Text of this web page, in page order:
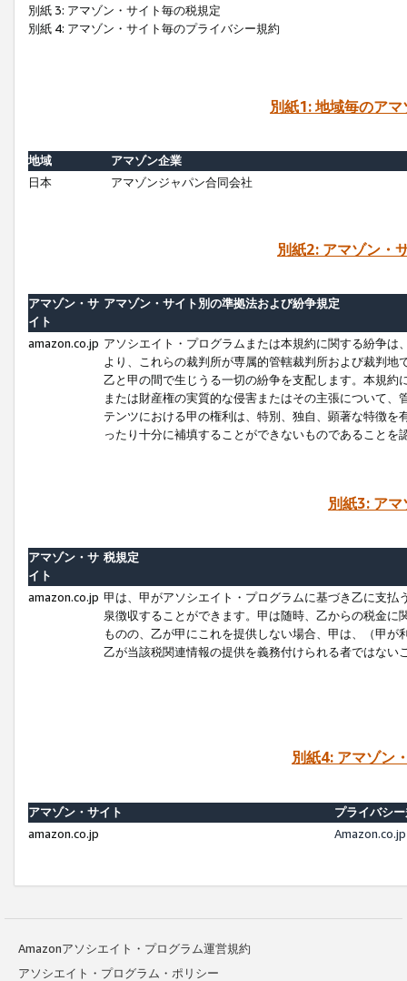
別紙 3: アマゾン・サイト毎の税規定
別紙 4: アマゾン・サイト毎のプライバシー規約
別紙1: 地域毎のア
地域
アマゾン企業
日本
アマゾンジャパン合同会社
別紙2: アマゾン・
アマゾン・サ
イト
アマゾン・サイト別の準拠法および紛争規定
amazon.co.jp アソシエイト・プログラムまたは本規約に関する紛争
より、これらの裁判所が専属的管轄裁判所および裁判
乙と甲の間で生じうる一切の紛争を支配します。本規
または財産権の実質的な侵害またはその主張について
テンツにおける甲の権利は、特別、独自、顕著な特徴
ったり十分に補填することができないものであることを
別紙3: ア
アマゾン・サ
イト
税規定
amazon.co.jp 甲は、甲がアソシエイト・プログラムに基づき乙に支
泉徴収することができます。甲は随時、乙からの税金
ものの、乙が甲にこれを提供しない場合、甲は、（甲
乙が当該税関連情報の提供を義務付けられる者ではな
別紙4: アマゾン
アマゾン・サイト
プライバシ
amazon.co.jp
Amazonアソシエイト・プログラム運営規約
アソシエイト・プログラム・ポリシー